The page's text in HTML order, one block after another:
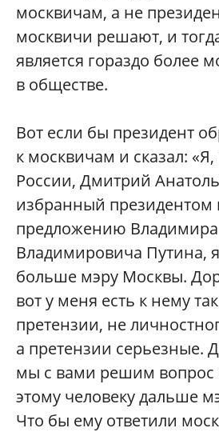
москвичам, а не
москвичи решают, и
является гораздо более
в обществе.
Вот если бы президент
к москвичам и сказал:
России, Дмитрий
избранный президентом
предложению Владимира
Владимировича Путина,
больше мэру Москвы.
вот у меня есть к нему
претензии, не
а претензии серьезные.
мы с вами решим вопрос
этому человеку дальше
Что бы ему ответили